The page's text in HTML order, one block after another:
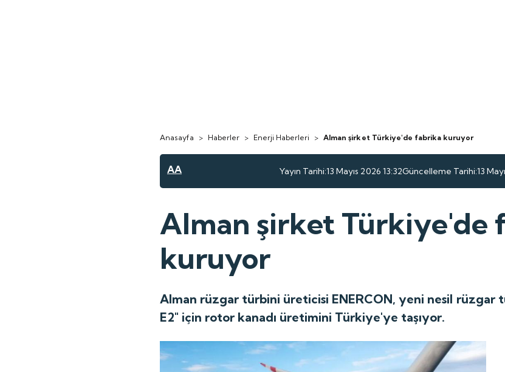
Anasayfa > Haberler > Enerji Haberleri > Alman şirket Türkiye'de fabrika kuruyor
AA Yayın Tarihi:13 Mayıs 2026 13:32Güncelleme Tarihi:13
Alman şirket Türkiye'de
kuruyor
Alman rüzgar türbini üreticisi ENERCON, yeni nesil rüzgar
E2" için rotor kanadı üretimini Türkiye'ye taşıyor.